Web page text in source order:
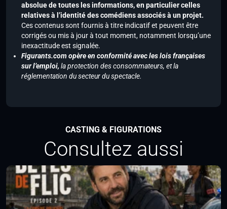
absolue de toutes les informations, en particulier celles
relatives à l’identité des comédiens associés à un projet.
Ces contenus sont fournis à titre indicatif et peuvent être
corrigés ou mis à jour à tout moment, notamment lorsqu’une
inexactitude est signalée.
Figurants.com opère en conformité avec les lois françaises
sur l’emploi, la protection des consommateurs, et la
réglementation du secteur du spectacle.
CASTING & FIGURATIONS
Consultez aussi